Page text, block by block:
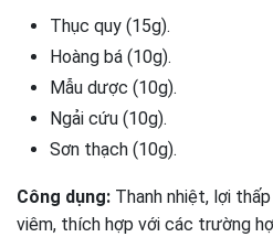
Thục quy (15g).
Hoàng bá (10g).
Mẫu dược (10g).
Ngải cứu (10g).
Sơn thạch (10g).
Công dụng: Thanh nhiệt, lợi
viêm, thích hợp với các trường